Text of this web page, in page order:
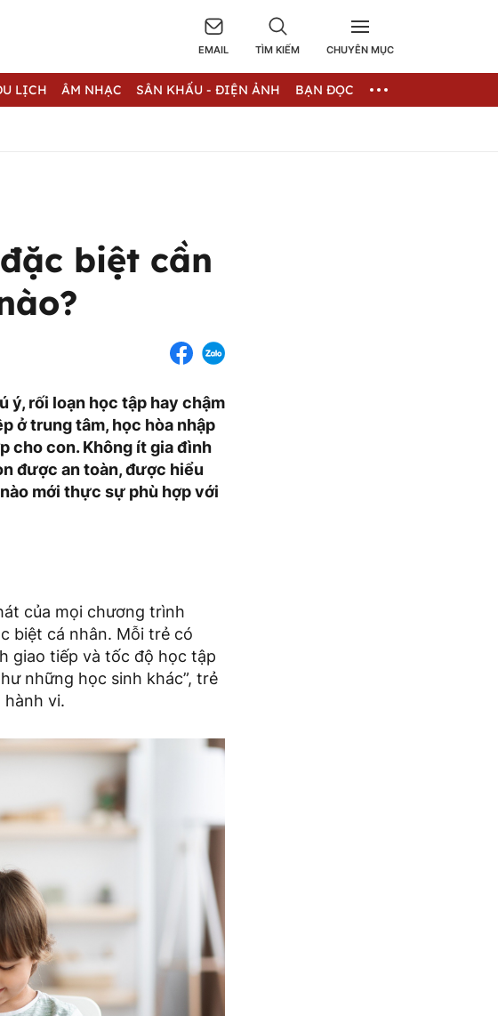
EMAIL TÌM KIẾM CHUYÊN MỤC
LỊCH ÂM NHẠC SÂN KHẤU - ĐIỆN ẢNH BẠN ĐỌC
biệt cần
ý, rối loạn học tập hay chậm
ở trung tâm, học hòa nhập
cho con. Không ít gia đình
được an toàn, được hiểu
mới thực sự phù hợp với
của mọi chương trình
biệt cá nhân. Mỗi trẻ có
giao tiếp và tốc độ học tập
những học sinh khác”, trẻ
vi.